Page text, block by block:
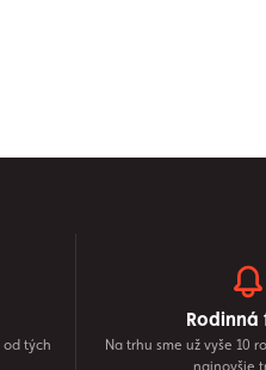
tých
Rodinná
Na trhu sme už vyše 10
najnovšie